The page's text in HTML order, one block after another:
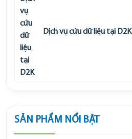
Dịch vụ cứu dữ liệu tại D2K
SẢN PHẨM NỔI BẬT